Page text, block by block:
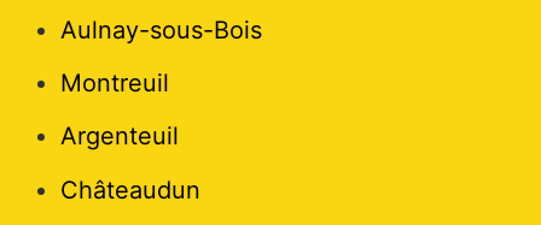
Aulnay-sous-Bois
Montreuil
Argenteuil
Châteaudun